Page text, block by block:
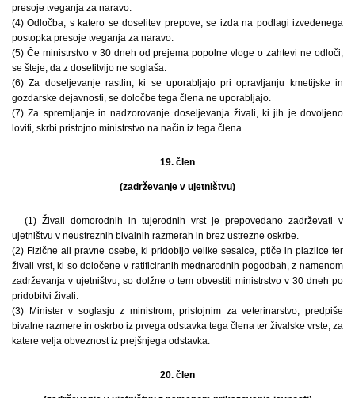
presoje tveganja za naravo.
(4) Odločba, s katero se doselitev prepove, se izda na podlagi izvedenega
postopka presoje tveganja za naravo.
(5) Če ministrstvo v 30 dneh od prejema popolne vloge o zahtevi ne odloči,
se šteje, da z doselitvijo ne soglaša.
(6) Za doseljevanje rastlin, ki se uporabljajo pri opravljanju kmetijske in
gozdarske dejavnosti, se določbe tega člena ne uporabljajo.
(7) Za spremljanje in nadzorovanje doseljevanja živali, ki jih je dovoljeno
loviti, skrbi pristojno ministrstvo na način iz tega člena.
19. člen
(zadrževanje v ujetništvu)
(1) Živali domorodnih in tujerodnih vrst je prepovedano zadrževati v
ujetništvu v neustreznih bivalnih razmerah in brez ustrezne oskrbe.
(2) Fizične ali pravne osebe, ki pridobijo velike sesalce, ptiče in plazilce ter
živali vrst, ki so določene v ratificiranih mednarodnih pogodbah, z namenom
zadrževanja v ujetništvu, so dolžne o tem obvestiti ministrstvo v 30 dneh po
pridobitvi živali.
(3) Minister v soglasju z ministrom, pristojnim za veterinarstvo, predpiše
bivalne razmere in oskrbo iz prvega odstavka tega člena ter živalske vrste, za
katere velja obveznost iz prejšnjega odstavka.
20. člen